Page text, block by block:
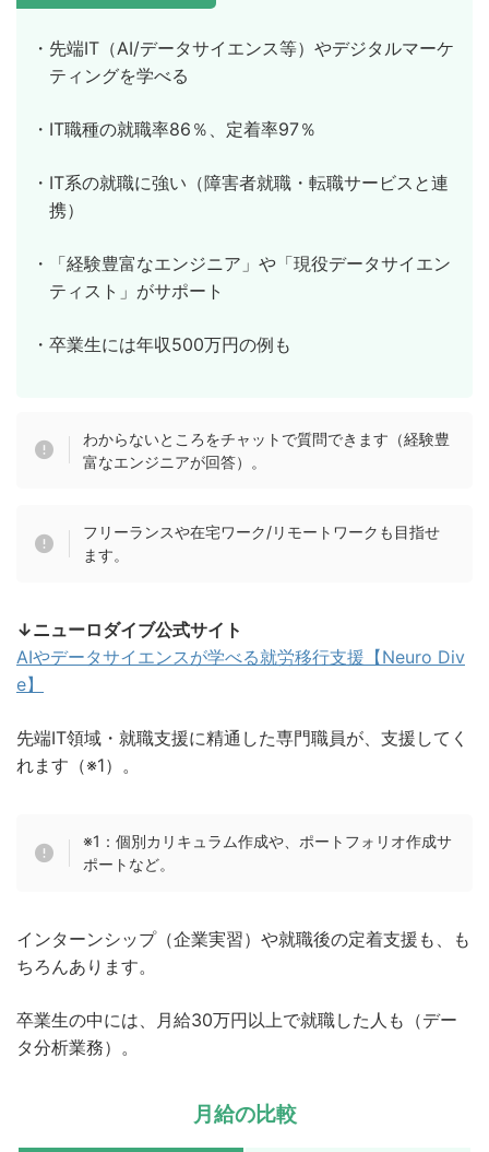
・先端IT（AI/データサイエンス等）やデジタルマーケ
ティングを学べる
・IT職種の就職率86％、定着率97％
・IT系の就職に強い（障害者就職・転職サービスと連
携）
・「経験豊富なエンジニア」や「現役データサイエン
ティスト」がサポート
・卒業生には年収500万円の例も
わからないところをチャットで質問できます（経験豊
富なエンジニアが回答）。
フリーランスや在宅ワーク/リモートワークも目指せ
ます。
↓ニューロダイブ公式サイト
AIやデータサイエンスが学べる就労移行支援【Neuro Div
e】
先端IT領域・就職支援に精通した専門職員が、支援してく
れます（※1）。
※1：個別カリキュラム作成や、ポートフォリオ作成サ
ポートなど。
インターンシップ（企業実習）や就職後の定着支援も、も
ちろんあります。
卒業生の中には、月給30万円以上で就職した人も（デー
タ分析業務）。
月給の比較